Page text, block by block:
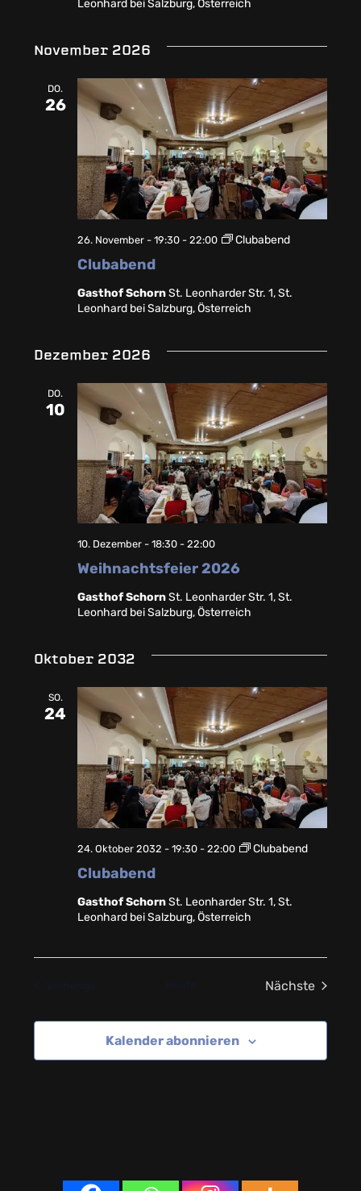
Leonhard bei Salzburg, Österreich
November 2026
DO.
26
Clubabend
26. November - 19:30- 22:00 Clubabend
Gasthof SchornSt. Leonharder Str. 1, St.
Leonhard bei Salzburg, Österreich
Dezember 2026
DO.
10
Weihnachtsfeier 2026
10. Dezember - 18:30- 22:00
Gasthof SchornSt. Leonharder Str. 1, St.
Leonhard bei Salzburg, Österreich
Oktober 2032
SO.
24
Clubabend
24. Oktober 2032 - 19:30- 22:00 Clubabend
Gasthof SchornSt. Leonharder Str. 1, St.
Leonhard bei Salzburg, Österreich
Nächste
Kalender abonnieren